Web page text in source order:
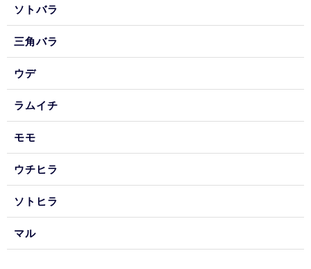
ソトバラ
三角バラ
ウデ
ラムイチ
モモ
ウチヒラ
ソトヒラ
マル